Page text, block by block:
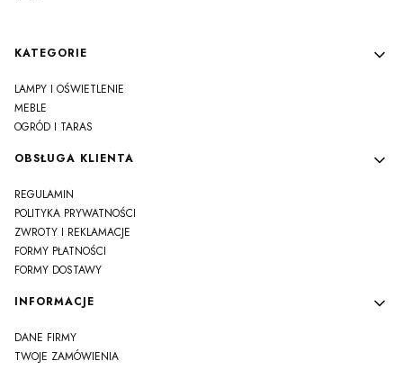
Linki w stopce
KATEGORIE
LAMPY I OŚWIETLENIE
MEBLE
OGRÓD I TARAS
OBSŁUGA KLIENTA
REGULAMIN
POLITYKA PRYWATNOŚCI
ZWROTY I REKLAMACJE
FORMY PŁATNOŚCI
FORMY DOSTAWY
INFORMACJE
DANE FIRMY
TWOJE ZAMÓWIENIA